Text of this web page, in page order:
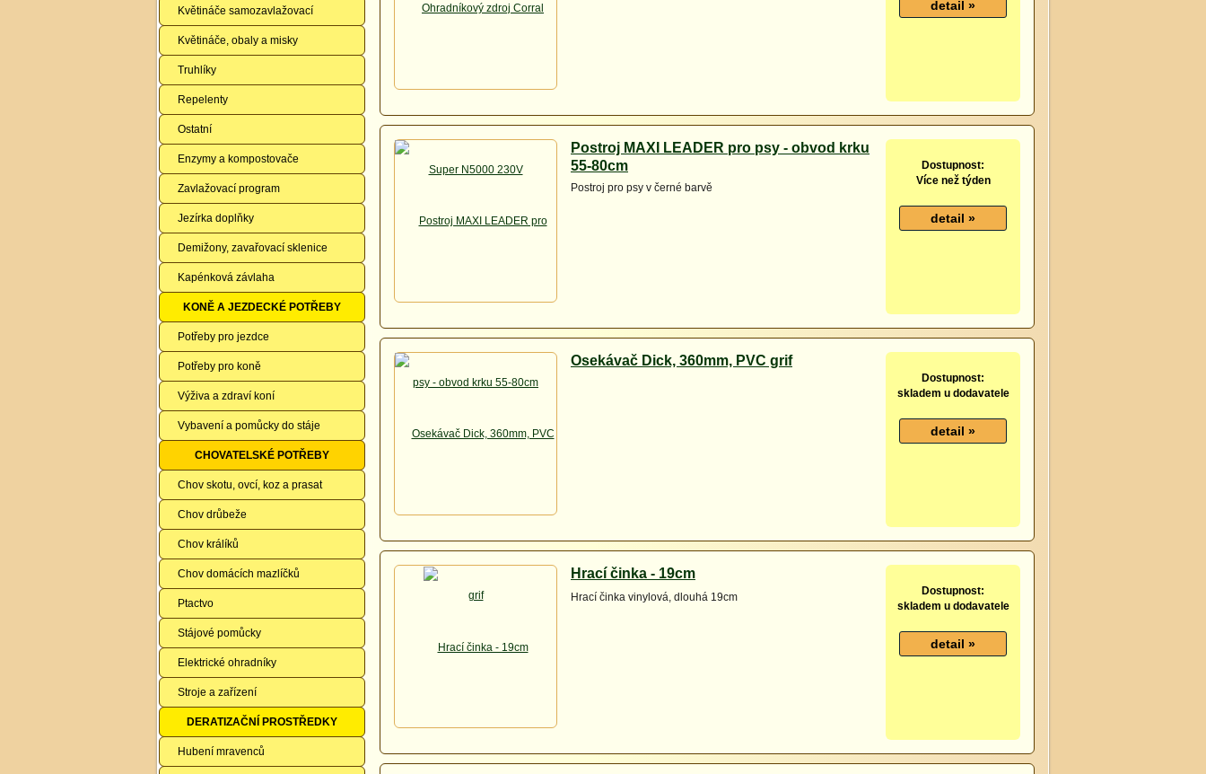
Květináče samozavlažovací
Květináče, obaly a misky
Truhlíky
Repelenty
Ostatní
Enzymy a kompostovače
Zavlažovací program
Jezírka doplňky
Demižony, zavařovací sklenice
Kapénková závlaha
KONĚ A JEZDECKÉ POTŘEBY
Potřeby pro jezdce
Potřeby pro koně
Výživa a zdraví koní
Vybavení a pomůcky do stáje
CHOVATELSKÉ POTŘEBY
Chov skotu, ovcí, koz a prasat
Chov drůbeže
Chov králíků
Chov domácích mazlíčků
Ptactvo
Stájové pomůcky
Elektrické ohradníky
Stroje a zařízení
DERATIZAČNÍ PROSTŘEDKY
Hubení mravenců
Postroj MAXI LEADER pro psy - obvod krku
55-80cm
Postroj pro psy v černé barvě
Dostupnost:
Více než týden
Osekávač Dick, 360mm, PVC grif
Dostupnost:
skladem u dodavatele
Hrací činka - 19cm
Hrací činka vinylová, dlouhá 19cm
Dostupnost:
skladem u dodavatele